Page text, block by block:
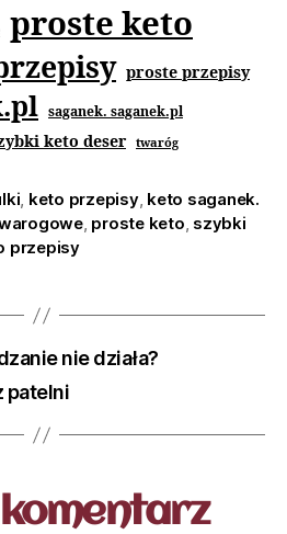
proste keto
proste przepisy
saganek. saganek.pl
keto deser twaróg
, keto przepisy, keto saganek.
, proste keto, szybki
przepisy
nie działa?
patelni